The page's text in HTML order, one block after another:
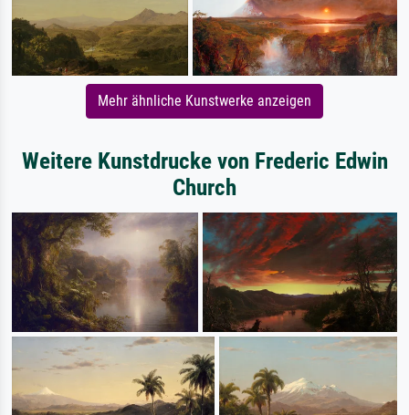
Mehr ähnliche Kunstwerke anzeigen
Weitere Kunstdrucke von Frederic Edwin
Church